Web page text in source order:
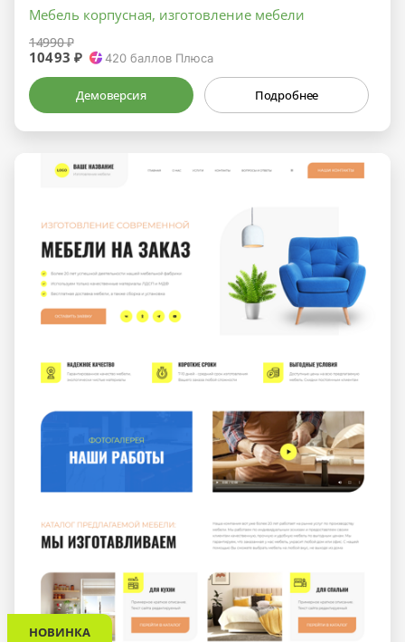
Мебель корпусная, изготовление мебели
14990 ₽
10493 ₽ 420 баллов Плюса
Демоверсия Подробнее
НОВИНКА